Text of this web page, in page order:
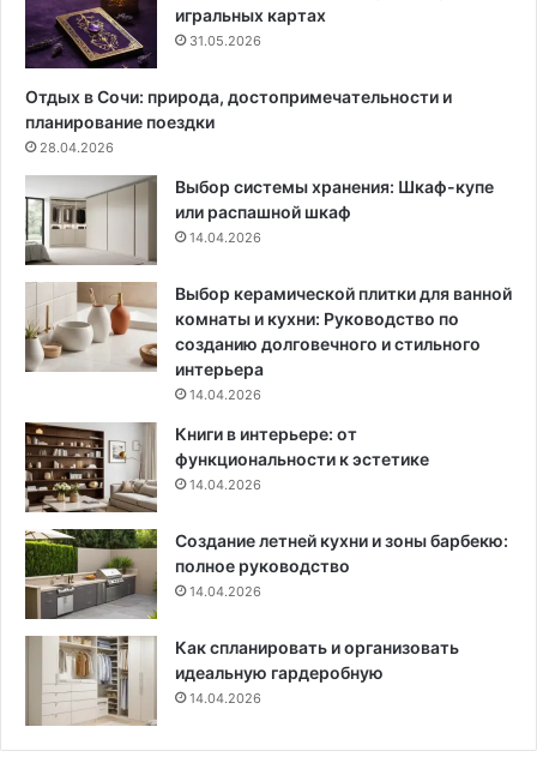
игральных картах
31.05.2026
Отдых в Сочи: природа, достопримечательности и
планирование поездки
28.04.2026
Выбор системы хранения: Шкаф-купе
или распашной шкаф
14.04.2026
Выбор керамической плитки для ванной
комнаты и кухни: Руководство по
созданию долговечного и стильного
интерьера
14.04.2026
Книги в интерьере: от
функциональности к эстетике
14.04.2026
Создание летней кухни и зоны барбекю:
полное руководство
14.04.2026
Как спланировать и организовать
идеальную гардеробную
14.04.2026